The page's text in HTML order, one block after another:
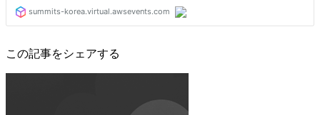
この記事をシェアする